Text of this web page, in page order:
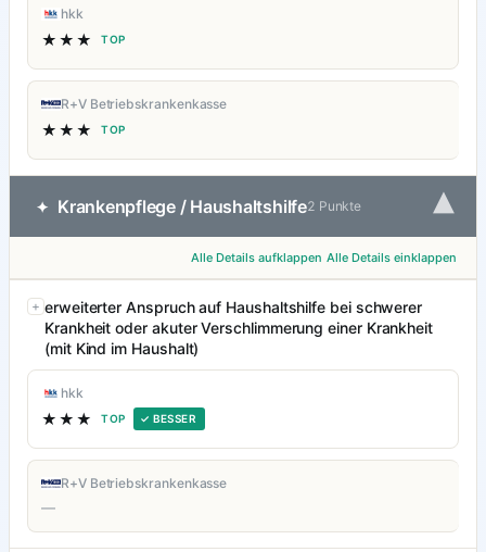
hkk
★★★ TOP
R+V Betriebskrankenkasse
★★★ TOP
✦ Krankenpflege / Haushaltshilfe2 Punkte ▾
Alle Details aufklappen Alle Details einklappen
erweiterter Anspruch auf Haushaltshilfe bei schwerer
Krankheit oder akuter Verschlimmerung einer Krankheit
(mit Kind im Haushalt)
hkk
★★★ TOP ✓ BESSER
R+V Betriebskrankenkasse
—